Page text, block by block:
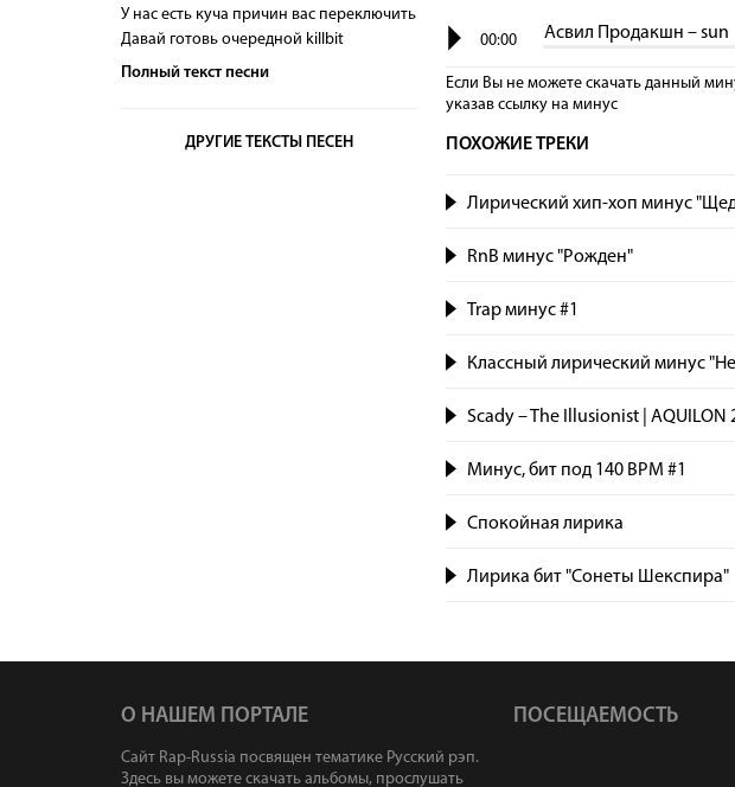
У нас есть куча причин вас переключить
Давай готовь очередной killbit
Полный текст песни
ДРУГИЕ ТЕКСТЫ ПЕСЕН
Асвил Продакшн – sun
00:00
Если Вы не можете скачать данный
указав сcылку на минус
ПОХОЖИЕ ТРЕКИ
Лирический хип-хоп минус
RnB минус "Рожден"
Trap минус #1
Классный лирический минус
Scady – The Illusionist | AQUILON
Минус, бит под 140 BPM #1
Спокойная лирика
Лирика бит "Сонеты Шекспира"
О НАШЕМ ПОРТАЛЕ
Сайт Rap-Russia посвящен тематике Русский рэп.
Здесь вы можете скачать альбомы, прослушать
ПОСЕЩАЕМОСТЬ